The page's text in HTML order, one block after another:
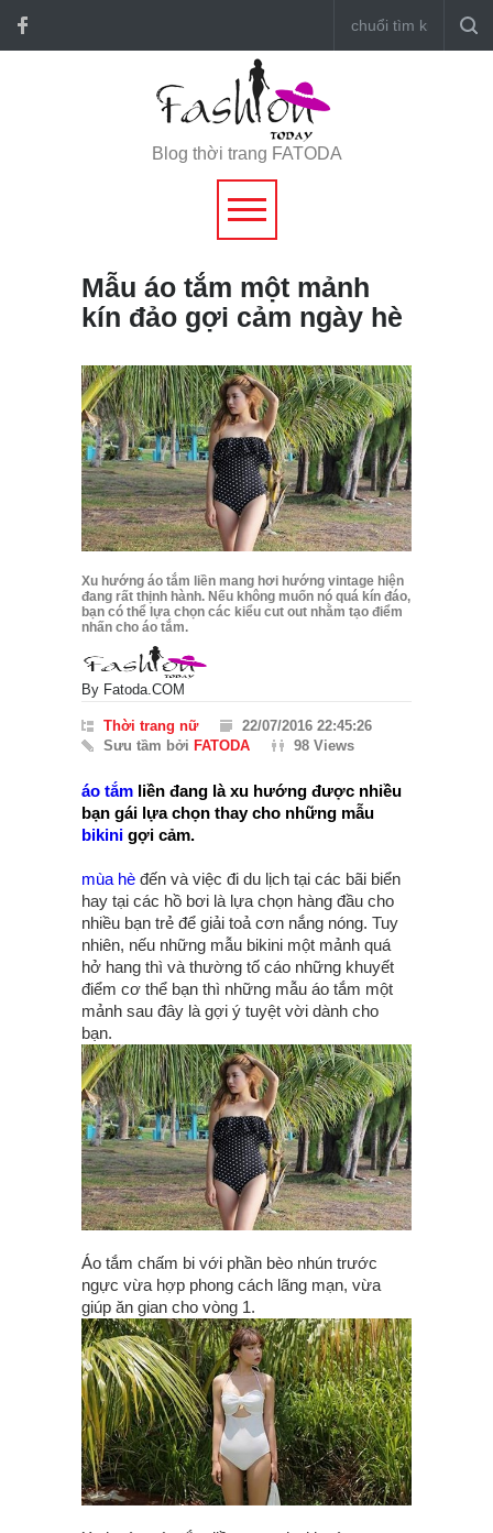
Blog thời trang FATODA
Mẫu áo tắm một mảnh
kín đảo gợi cảm ngày hè
Xu hướng áo tắm liền mang hơi hướng vintage hiện
đang rất thịnh hành. Nếu không muốn nó quá kín đáo,
bạn có thể lựa chọn các kiểu cut out nhằm tạo điểm
nhấn cho áo tắm.
By Fatoda.COM
Thời trang nữ
22/07/2016 22:45:26
Sưu tầm bởi FATODA 98 Views
áo tắm liền đang là xu hướng được nhiều
bạn gái lựa chọn thay cho những mẫu
bikini gợi cảm.
mùa hè đến và việc đi du lịch tại các bãi biển
hay tại các hồ bơi là lựa chọn hàng đầu cho
nhiều bạn trẻ để giải toả cơn nắng nóng. Tuy
nhiên, nếu những mẫu bikini một mảnh quá
hở hang thì và thường tố cáo những khuyết
điểm cơ thể bạn thì những mẫu áo tắm một
mảnh sau đây là gợi ý tuyệt vời dành cho
bạn.
Áo tắm chấm bi với phần bèo nhún trước
ngực vừa hợp phong cách lãng mạn, vừa
giúp ăn gian cho vòng 1.